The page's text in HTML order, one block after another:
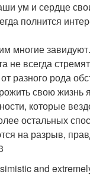
ум и сердце
полнится
многие
не всегда
разного рода
свою жизнь
которые
остальных
на разрыв,
and